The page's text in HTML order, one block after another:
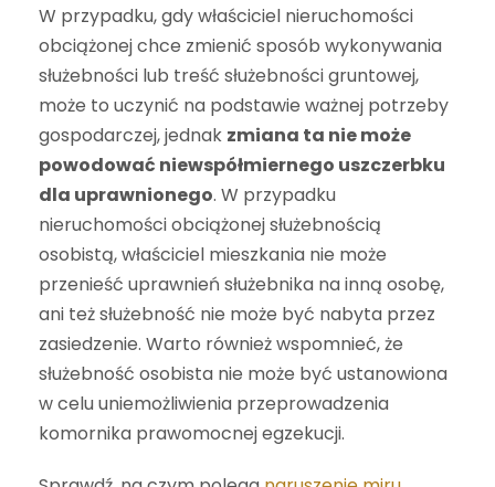
W przypadku, gdy właściciel nieruchomości
obciążonej chce zmienić sposób wykonywania
służebności lub treść służebności gruntowej,
może to uczynić na podstawie ważnej potrzeby
gospodarczej, jednak zmiana ta nie może
powodować niewspółmiernego uszczerbku
dla uprawnionego. W przypadku
nieruchomości obciążonej służebnością
osobistą, właściciel mieszkania nie może
przenieść uprawnień służebnika na inną osobę,
ani też służebność nie może być nabyta przez
zasiedzenie. Warto również wspomnieć, że
służebność osobista nie może być ustanowiona
w celu uniemożliwienia przeprowadzenia
komornika prawomocnej egzekucji.